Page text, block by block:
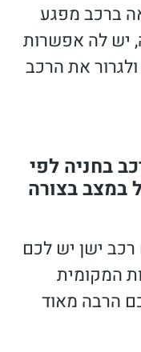
ברכב מפגע
יש לה אפשרות
את הרכב
בחניה לפי
במצב בצורה
ישן יש לכם
המקומית
הרבה מאוד